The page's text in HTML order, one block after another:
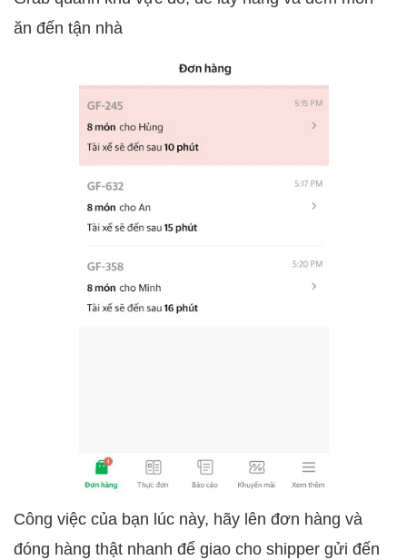
ăn đến tận nhà
Công việc của bạn lúc này, hãy lên đơn hàng và
đóng hàng thật nhanh để giao cho shipper gửi đến